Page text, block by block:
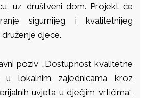
uz društveni dom. Projekt će
sigurnijeg i kvalitetnijeg
djece.
poziv „Dostupnost kvalitetne
lokalnim zajednicama kroz
uvjeta u dječjim vrtićima“,